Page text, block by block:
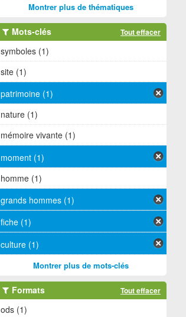
Montrer plus de thématiques
Mots-clés Tout effacer
symboles (1)
site (1)
patrimoine (1)
nature (1)
mémoire vivante (1)
moment (1)
homme (1)
grands hommes (1)
fiche (1)
culture (1)
Montrer plus de mots-clés
Formats Tout effacer
ods (1)